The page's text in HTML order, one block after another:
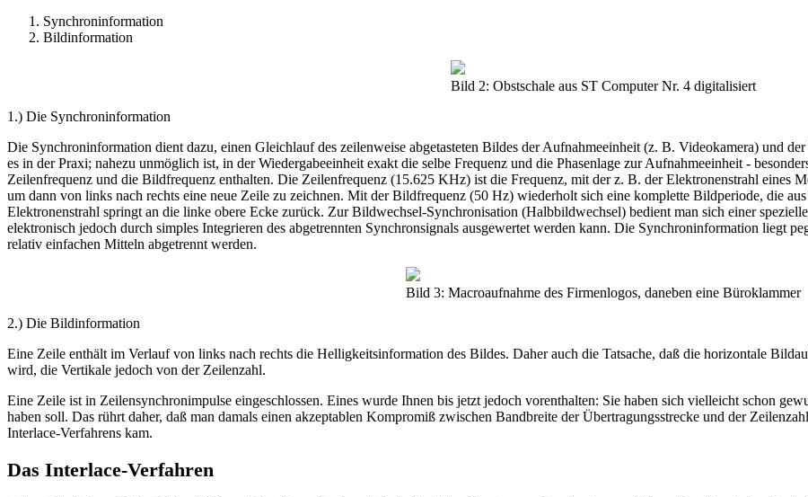
Synchroninformation
Bildinformation
Bild 2: Obstschale aus ST Computer Nr. 4 digitalisiert
1.) Die Synchroninformation
Die Synchroninformation dient dazu, einen Gleichlauf des zeilenweise abgetasteten Bildes der Aufnahmeeinheit (z. B. Videokamera) und
es in der Praxi; nahezu unmöglich ist, in der Wiedergabeeinheit exakt die selbe Frequenz und die Phasenlage zur Aufnahmeeinheit -
Zeilenfrequenz und die Bildfrequenz enthalten. Die Zeilenfrequenz (15.625 KHz) ist die Frequenz, mit der z. B. der Elektronenstrahl eines
um dann von links nach rechts eine neue Zeile zu zeichnen. Mit der Bildfrequenz (50 Hz) wiederholt sich eine komplette Bildperiode, die
Elektronenstrahl springt an die linke obere Ecke zurück. Zur Bildwechsel-Synchronisation (Halbbildwechsel) bedient man sich einer
elektronisch jedoch durch simples Integrieren des abgetrennten Synchronsignals ausgewertet werden kann. Die Synchroninformation liegt
relativ einfachen Mitteln abgetrennt werden.
Bild 3: Macroaufnahme des Firmenlogos, daneben eine Büroklammer
2.) Die Bildinformation
Eine Zeile enthält im Verlauf von links nach rechts die Helligkeitsinformation des Bildes. Daher auch die Tatsache, daß die horizontale
wird, die Vertikale jedoch von der Zeilenzahl.
Eine Zeile ist in Zeilensynchronimpulse eingeschlossen. Eines wurde Ihnen bis jetzt jedoch vorenthalten: Sie haben sich vielleicht schon
haben soll. Das rührt daher, daß man damals einen akzeptablen Kompromiß zwischen Bandbreite der Übertragungsstrecke und der
Interlace-Verfahrens kam.
Das Interlace-Verfahren